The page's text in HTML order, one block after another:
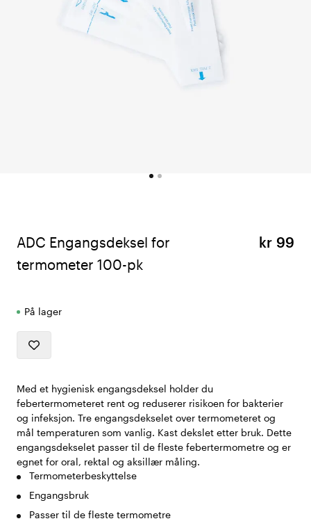
ADC Engangsdeksel for
termometer 100-pk
kr 99
På lager
Med et hygienisk engangsdeksel holder du
febertermometeret rent og reduserer risikoen for bakterier
og infeksjon. Tre engangsdekselet over termometeret og
mål temperaturen som vanlig. Kast dekslet etter bruk. Dette
engangsdekselet passer til de fleste febertermometre og er
egnet for oral, rektal og aksillær måling.
Termometerbeskyttelse
Engangsbruk
Passer til de fleste termometre